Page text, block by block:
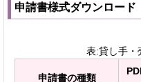
申請書様式ダウンロード
表:貸し手・
申請書の種類